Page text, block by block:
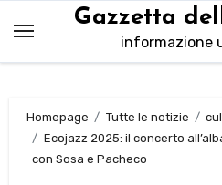
contenuto
Gazzetta
informazione
Homepage Tutte le notizie
Ecojazz 2025: il concerto
con Sosa e Pacheco